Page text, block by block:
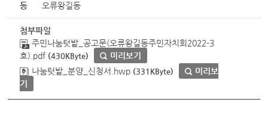
동 오류왕길동
첨부파일
주민나눔텃밭_공고문(오류왕길동주민자치회2022-3
호).pdf (430KByte)
미리보기
나눔텃밭_분양_신청서.hwp (331KByte)
미리보
기